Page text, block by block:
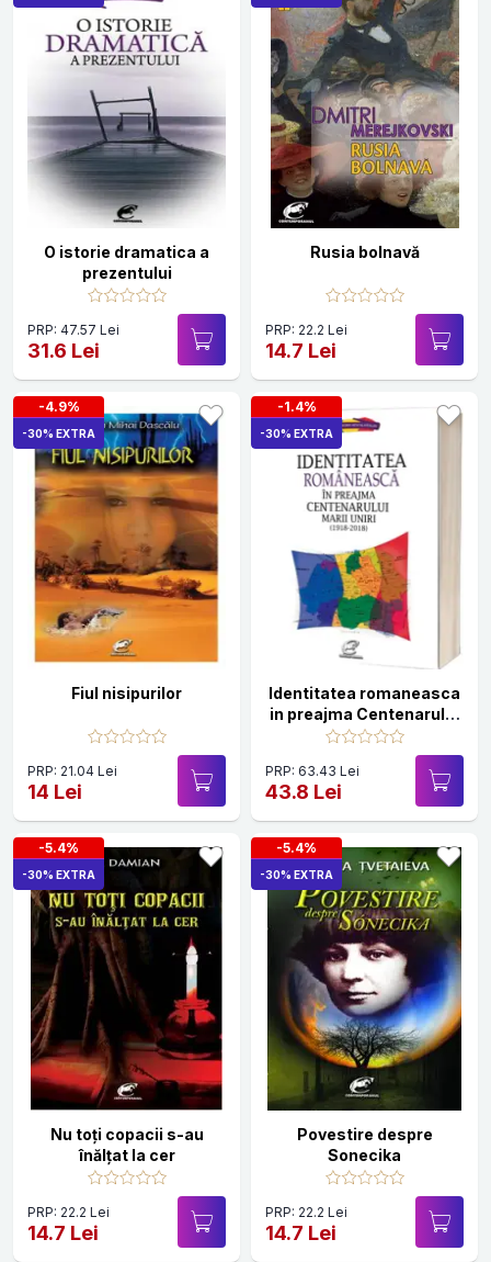
O istorie dramatica a
prezentului
PRP: 47.57 Lei
31.6 Lei
Rusia bolnavă
PRP: 22.2 Lei
14.7 Lei
-4.9%
-30% EXTRA
Fiul nisipurilor
PRP: 21.04 Lei
14 Lei
-1.4%
-30% EXTRA
Identitatea romaneasca
in preajma Centenarului
Marii Uniri
PRP: 63.43 Lei
43.8 Lei
-5.4%
-30% EXTRA
Nu toţi copacii s-au
înălţat la cer
PRP: 22.2 Lei
14.7 Lei
-5.4%
-30% EXTRA
Povestire despre
Sonecika
PRP: 22.2 Lei
14.7 Lei